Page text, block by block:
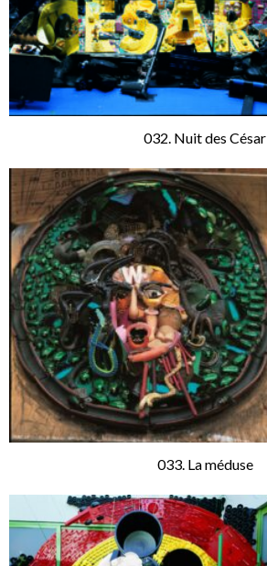
032. Nuit des César
033. La méduse